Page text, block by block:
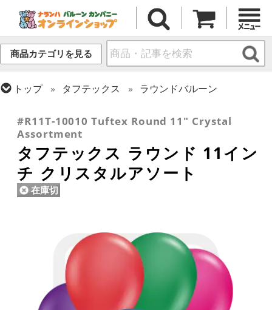
商品カテゴリを見る
トップ タフテックス
ラウンドバルーン
#R11T-10010 Tuftex Round 11" Crystal
Assortment
タフテックス ラウンド 11イン
チ クリスタルアソート
在庫切